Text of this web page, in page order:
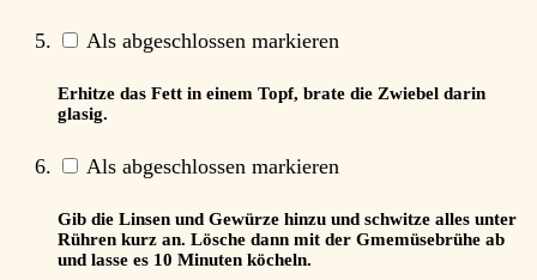
Als abgeschlossen markieren
Erhitze das Fett in einem Topf, brate die Zwiebel darin
glasig.
Als abgeschlossen markieren
Gib die Linsen und Gewürze hinzu und schwitze alles unter
Rühren kurz an. Lösche dann mit der Gmemüsebrühe ab
und lasse es 10 Minuten köcheln.